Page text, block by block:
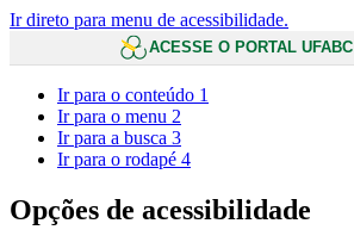
Ir direto para menu de acessibilidade.
ACESSE O PORTAL UFABC
Ir para o conteúdo 1
Ir para o menu 2
Ir para a busca 3
Ir para o rodapé 4
Opções de acessibilidade